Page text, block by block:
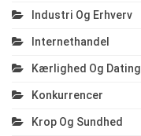
Industri Og Erhverv
Internethandel
Kærlighed Og Dating
Konkurrencer
Krop Og Sundhed